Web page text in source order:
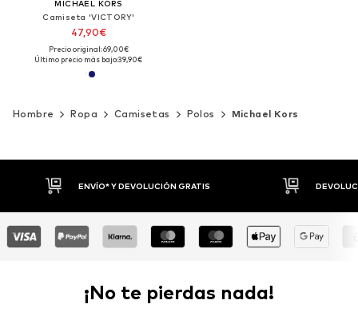
MICHAEL KORS
Camiseta 'VICTORY'
47,90€
Precio original: 69,00€
Último precio más bajo:39,90€
Hombre Ropa Camisetas Polos Michael Kors
DEVOLUCIONES HASTA 30 DÍAS
¡No te pierdas nada!